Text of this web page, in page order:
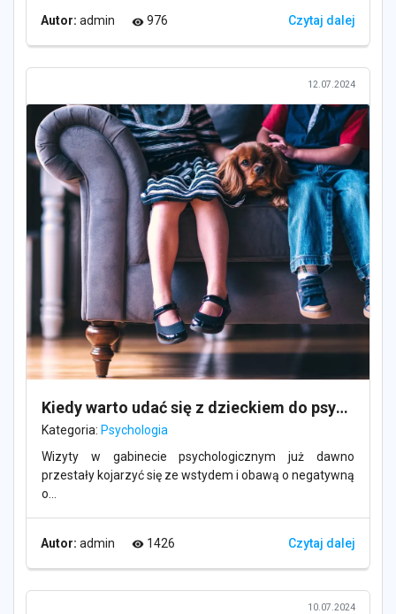
Autor: admin visibility 976 Czytaj dalej
12.07.2024
Kiedy warto udać się z dzieckiem do psychologa?
Kategoria: Psychologia
Wizyty w gabinecie psychologicznym już dawno
przestały kojarzyć się ze wstydem i obawą o negatywną
o...
Autor: admin visibility 1426 Czytaj dalej
10.07.2024